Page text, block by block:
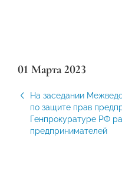
01 Марта 2023
На заседании
по защите прав
Генпрокуратуре РФ
предпринимателей